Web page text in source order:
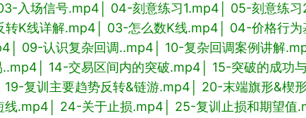
03-入场信号.mp4 │ 04-刻意练习1.mp4 │ 05-刻意练
转K线详解.mp4 │ 03-怎么数K线.mp4 │ 04-价格行
│ 09-认识复杂回调..mp4 │ 10-复杂回调案例讲解
..mp4 │ 14-交易区间内的突破.mp4 │ 15-突破的成功
│ 19-复训主要趋势反转&链游.mp4 │ 20-末端旗形&楔
线.mp4 │ 24-关于止损.mp4 │ 25-复训止损和期望值